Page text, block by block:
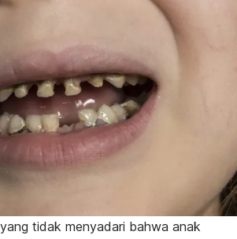
tidak menyadari bahwa anak